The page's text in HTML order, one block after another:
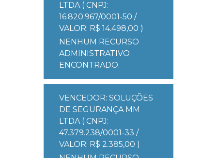
LTDA ( CNPJ:
16.820.967/0001-50 /
VALOR: R$ 14.498,00 )
NENHUM RECURSO
ADMINISTRATIVO
ENCONTRADO.
VENCEDOR: SOLUÇÕES
DE SEGURANÇA MM
LTDA ( CNPJ:
47.379.238/0001-33 /
VALOR: R$ 2.385,00 )